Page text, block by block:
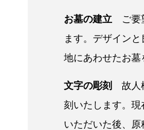
お墓の建立 ご要
ます。デザイン
地にあわせたお
文字の彫刻
故人
刻いたします。現
いただいた後、